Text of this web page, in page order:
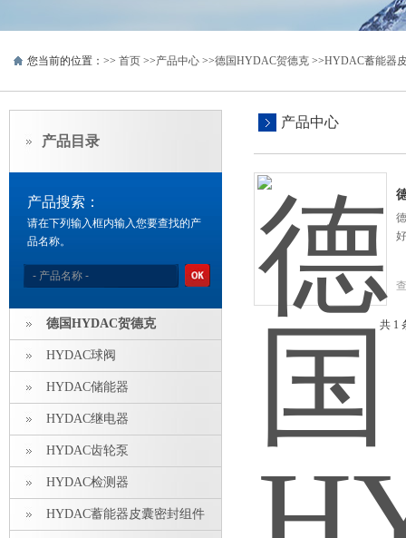
您当前的位置：>> 首页 >>产品中心 >>德国HYDAC贺德克 >>HYDAC蓄能器
产品目录
产品搜索：
请在下列输入框内输入您要查找的产
品名称。
德国HYDAC贺德克
HYDAC球阀
HYDAC储能器
HYDAC继电器
HYDAC齿轮泵
HYDAC检测器
HYDAC蓄能器皮囊密封组件
产品中心
共 1